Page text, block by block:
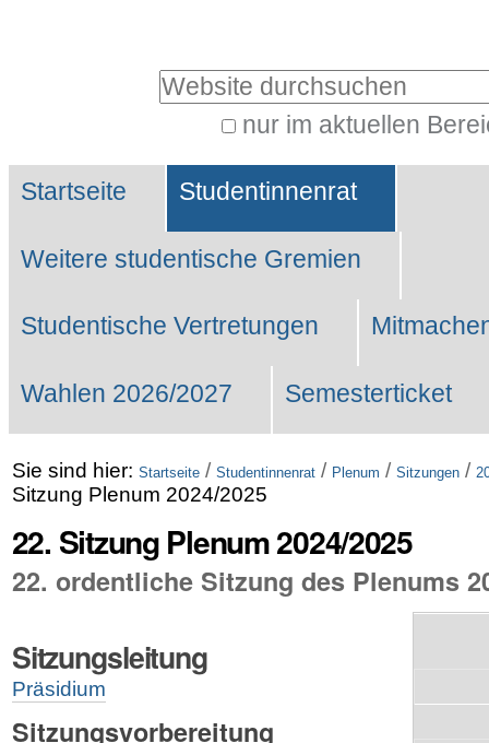
Website durchsuchen
nur im aktuellen
Suche…
Sektionen
Startseite Studentinnenrat
Weitere studentische Gremien
Studentische Vertretungen
Wahlen 2026/2027 Semesterticket
Sie sind hier: Startseite / Studentinnenrat / Plenum / Sitzungen /
Sitzung Plenum 2024/2025
22. Sitzung Plenum 2024/2025
22. ordentliche Sitzung des Plenums
Sitzungsleitung
Präsidium
Sitzungsvorbereitung